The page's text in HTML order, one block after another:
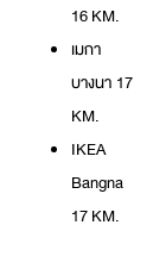
16 KM.
เมกา
บางนา 17
KM.
IKEA
Bangna
17 KM.